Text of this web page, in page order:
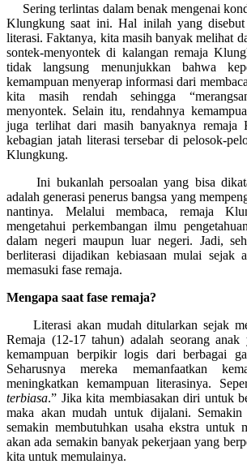
Sering terlintas dalam benak mengenai
Klungkung saat ini. Hal inilah yang disebut
literasi. Faktanya, kita masih banyak melihat
sontek-menyontek di kalangan remaja
tidak langsung menunjukkan bahwa
kemampuan menyerap informasi dari
kita masih rendah sehingga
menyontek. Selain itu, rendahnya
juga terlihat dari masih banyaknya remaja
kebagian jatah literasi tersebar di pelosok-
Klungkung.
Ini bukanlah persoalan yang bisa
adalah generasi penerus bangsa yang
nantinya. Melalui membaca, remaja
mengetahui perkembangan ilmu
dalam negeri maupun luar negeri. Jadi,
berliterasi dijadikan kebiasaan mulai sejak
memasuki fase remaja.
Mengapa saat fase remaja?
Literasi akan mudah ditularkan sejak
Remaja (12-17 tahun) adalah seorang anak
kemampuan berpikir logis dari berbagai
Seharusnya mereka memanfaatkan
meningkatkan kemampuan literasinya.
terbiasa.” Jika kita membiasakan diri untuk
maka akan mudah untuk dijalani. Semakin
semakin membutuhkan usaha ekstra untuk
akan ada semakin banyak pekerjaan yang
kita untuk memulainya.